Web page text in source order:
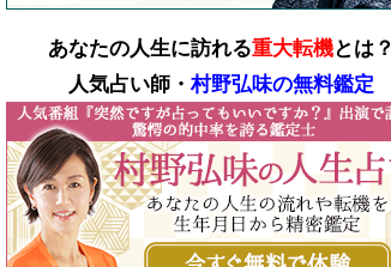
あなたの人生に訪れる重大転機とは？
人気占い師・村野弘味の無料鑑定